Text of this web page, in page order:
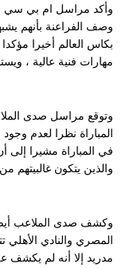
وأكد مراسل ام بي سي
وصف الفراعنة بأنهم
بكاس العالم أخيرا
مهارات فنية عالية ،
وتوقع مراسل صدى
المباراة نظرا لعدم
في المباراة مشيرا إلى
والذين يتكون غالبيتهم من
وكشف صدى الملاعب
المصري والنادي الأهلي
مدريد إلا أنه لم يكشف